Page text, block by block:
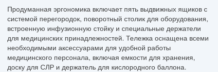
Продуманная эргономика включает пять выдвижных ящиков с
системой перегородок, поворотный столик для оборудования,
встроенную инфузионную стойку и специальные держатели
для медицинских принадлежностей. Тележка оснащена всеми
необходимыми аксессуарами для удобной работы
медицинского персонала, включая емкости для хранения,
доску для СЛР и держатель для кислородного баллона.